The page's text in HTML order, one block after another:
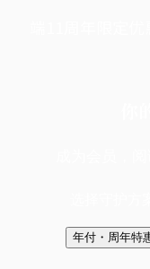
年付・周年特